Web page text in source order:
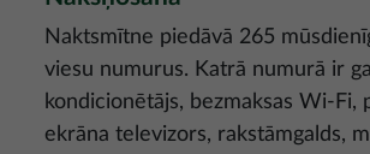
Naktsmītne piedāvā 265
viesu numurus. Katrā numurā ir
kondicionētājs, bezmaksas Wi-Fi,
ekrāna televizors, rakstāmgalds,